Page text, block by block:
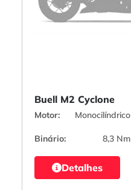
Buell M2 Cyclone
Motor: Monocilíndrico
Binário:
8,3 Nm
Detalhes